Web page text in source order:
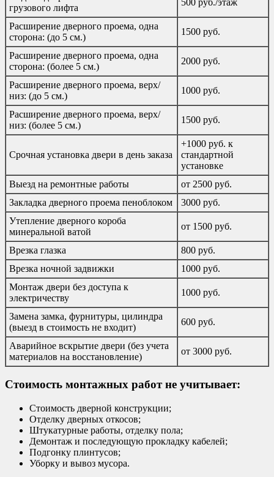
грузового лифта
Расширение дверного проема, одна
сторона: (до 5 см.)
1500 руб.
Расширение дверного проема, одна
сторона: (более 5 см.)
2000 руб.
Расширение дверного проема, верх/
низ: (до 5 см.)
1000 руб.
Расширение дверного проема, верх/
низ: (более 5 см.)
1500 руб.
Срочная установка двери в день заказа
+1000 руб. к
стандартной
установке
Выезд на ремонтные работы
от 2500 руб.
Закладка дверного проема пеноблоком
3000 руб.
Утепление дверного короба
минеральной ватой
от 1500 руб.
Врезка глазка
800 руб.
Врезка ночной задвижки
1000 руб.
Монтаж двери без доступа к
электричеству
1000 руб.
Замена замка, фурнитуры, цилиндра
(выезд в стоимость не входит)
600 руб.
Аварийное вскрытие двери (без учета
материалов на восстановление)
от 3000 руб.
Стоимость монтажных работ не учитывает:
Стоимость дверной конструкции;
Отделку дверных откосов;
Штукатурные работы, отделку пола;
Демонтаж и последующую прокладку кабелей;
Подгонку плинтусов;
Уборку и вывоз мусора.